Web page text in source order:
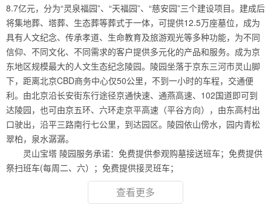
8.7亿元，分为“灵泉福园”、“天福园”、“慈安园”三个建设项目。建成后
将集地葬、塔葬、生态葬等葬式于一体，可提供12.5万座墓位，成为
具有人文纪念、传承孝道、生命教育及旅游观光等多种功能，为不同
信仰、不同文化、不同需求的客户提供多元化的产品和服务。成为京
东地区规模最大的人文生态纪念陵园。陵园坐落于京东三河市灵山脚
下，距离北京CBD商务中心仅50公里，不到一小时的车程，交通便
利。由北京沿长安街东行途径京通快速、通燕高速、102国道即可到
达陵园，也可由京五环、六环走京平高速（平谷方向），由东高村出
口驶出，沿平三路南行七公里，到达园区。陵园依山傍水，园内青松
翠柏，泉水潺潺。
灵山宝塔 陵园服务承诺：免费提供参观购墓接送班车；免费提供
祭扫班车(每周二、六）；免费提供接灵班车；
查看更多